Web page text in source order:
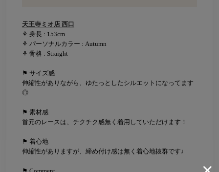
天王寺ミオ店 西口
⚘ 身長 : 153cm
⚘ パーソナルカラー : Autumn
⚘ 骨格 : Straight
⚑ サイズ感
伸縮性がありながら、ゆたっとしたシルエットになってます
◎
⚑ 素材感
首元のレースは、チクチク感無く着用していただけます！
⚑ 着心地
伸縮性がありますが、締め付け感は無く着心地抜群です♩